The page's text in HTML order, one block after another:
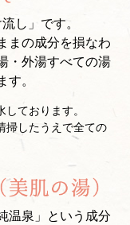
し」です。
まの成分を損なわ
・外湯すべての湯
。
ております。
掃したうえで全ての
温泉」という成分